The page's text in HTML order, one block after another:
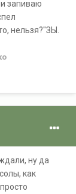
запиваю
нельзя?"ЗЫ.
ну да
как